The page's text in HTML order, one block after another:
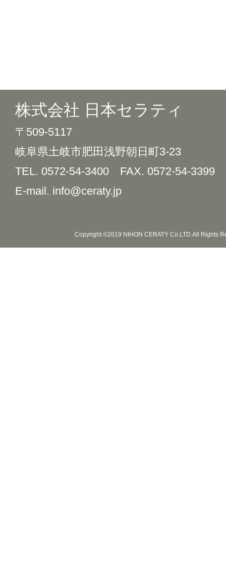
株式会社 日本セラティ
〒509-5117
岐阜県土岐市肥田浅野朝日町3-23
TEL. 0572-54-3400 FAX. 0572-54-3399
E-mail. info@ceraty.jp
Copyright ©2019 NIHON CERATY Co.LTD.All Rights